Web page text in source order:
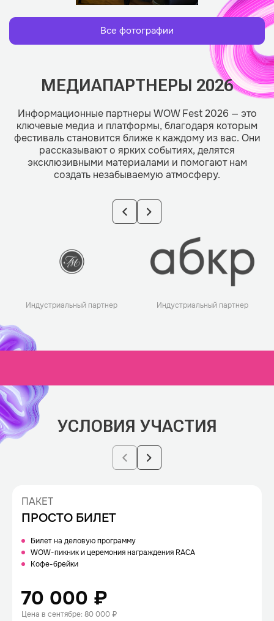
Все фотографии
МЕДИАПАРТНЕРЫ 2026
Информационные партнеры WOW Fest 2026 — это
ключевые медиа и платформы, благодаря которым
фестиваль становится ближе к каждому из вас. Они
рассказывают о ярких событиях, делятся
эксклюзивными материалами и помогают нам
создать незабываемую атмосферу.
Индустриальный партнер Индустриальный партнер
УСЛОВИЯ УЧАСТИЯ
ПАКЕТ
ПРОСТО БИЛЕТ
Билет на деловую программу
WOW-пикник и церемония награждения RACA
Кофе-брейки
70 000 ₽
Цена в сентябре: 80 000 ₽